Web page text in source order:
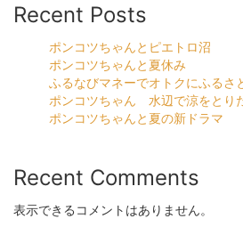
Recent Posts
ポンコツちゃんとピエトロ沼
ポンコツちゃんと夏休み
ふるなびマネーでオトクにふるさ
ポンコツちゃん 水辺で涼をとり
ポンコツちゃんと夏の新ドラマ
Recent Comments
表示できるコメントはありません。